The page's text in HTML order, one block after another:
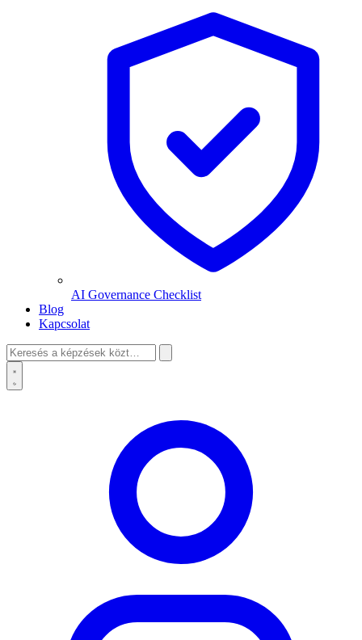
AI Governance Checklist
Blog
Kapcsolat